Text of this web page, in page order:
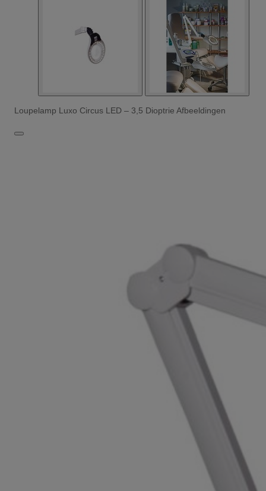
Loupelamp Luxo Circus LED – 3,5 Dioptrie Afbeeldingen